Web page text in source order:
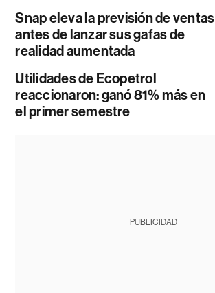
Snap eleva la previsión de ventas
antes de lanzar sus gafas de
realidad aumentada
Utilidades de Ecopetrol
reaccionaron: ganó 81% más en
el primer semestre
PUBLICIDAD